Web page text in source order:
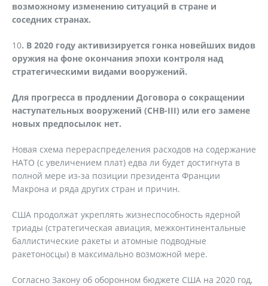
возможному изменению ситуаций в стране и
соседних странах.
10. В 2020 году активизируется гонка новейших видов
оружия на фоне окончания эпохи контроля над
стратегическими видами вооружений.
Для прогресса в продлении Договора о сокращении
наступательных вооружений (СНВ-III) или его замене
новых предпосылок нет.
Новая схема перераспределения расходов на содержание
НАТО (с увеличением плат) едва ли будет достигнута в
полной мере из-за позиции президента Франции
Макрона и ряда других стран и причин.
США продолжат укреплять жизнеспособность ядерной
триады (стратегическая авиация, межконтинентальные
баллистические ракеты и атомные подводные
ракетоносцы) в максимально возможной мере.
Согласно Закону об оборонном бюджете США на 2020 год,